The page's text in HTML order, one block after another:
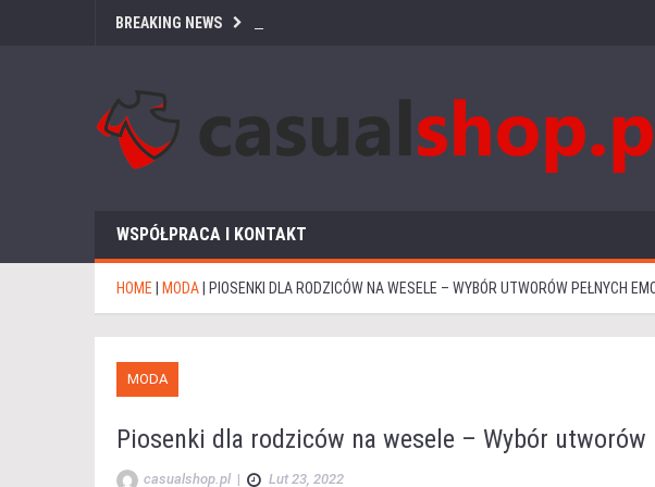
BREAKING NEWS
WSPÓŁPRACA I KONTAKT
HOME MODA PIOSENKI DLA RODZICÓW NA WESELE – WYBÓR UTWORÓW PEŁNYCH
MODA
Piosenki dla rodziców na wesele – Wybór utworów
casualshop.pl | Lut 23, 2022